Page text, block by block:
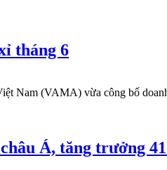
tháng 6
(VAMA) vừa công bố
Á, tăng trưởng